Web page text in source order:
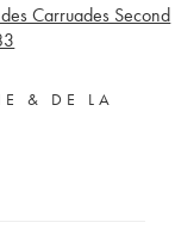
Carruades Second
& DE LA